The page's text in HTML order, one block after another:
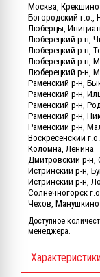
Москва, Крекшино
Богородский г.о.,
Люберцы,
Люберецкий р-н,
Люберецкий р-н,
Люберецкий р-н,
Люберецкий р-н,
Раменский р-н,
Раменский р-н,
Раменский р-н,
Раменский р-н,
Раменский р-н,
Воскресенский
Коломна, Ленина
Дмитровский р-н,
Истринский р-н,
Истринский р-н,
Солнечногорск
Чехов, Манушкино
Доступное
менеджера.
Характеристики